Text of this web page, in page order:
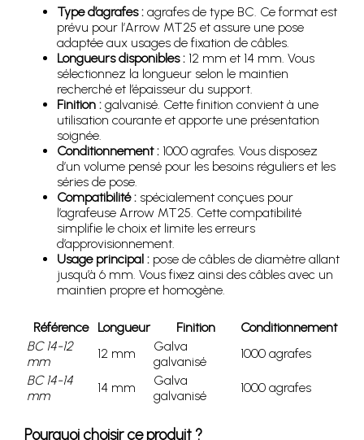
Type d’agrafes : agrafes de type BC. Ce format est
prévu pour l’Arrow MT25 et assure une pose
adaptée aux usages de fixation de câbles.
Longueurs disponibles : 12 mm et 14 mm. Vous
sélectionnez la longueur selon le maintien
recherché et l’épaisseur du support.
Finition : galvanisé. Cette finition convient à une
utilisation courante et apporte une présentation
soignée.
Conditionnement : 1000 agrafes. Vous disposez
d’un volume pensé pour les besoins réguliers et les
séries de pose.
Compatibilité : spécialement conçues pour
l’agrafeuse Arrow MT25. Cette compatibilité
simplifie le choix et limite les erreurs
d’approvisionnement.
Usage principal : pose de câbles de diamètre allant
jusqu’à 6 mm. Vous fixez ainsi des câbles avec un
maintien propre et homogène.
Référence Longueur Finition
Conditionnement
BC 14-12
mm
12 mm
Galva
galvanisé
1000 agrafes
BC 14-14
mm
14 mm
Galva
galvanisé
1000 agrafes
Pourquoi choisir ce produit ?